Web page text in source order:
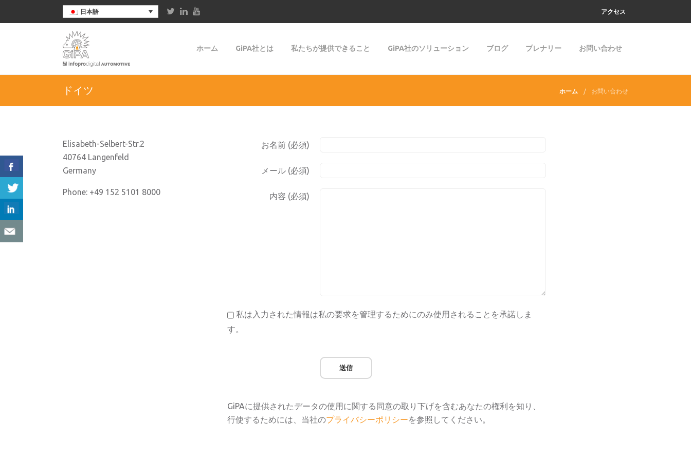
日本語 アクセス
ホーム GiPA社とは 私たちが提供できること GiPA社のソリューション ブログ プレナリー お問い合わせ
ドイツ ホーム お問い合わせ
Elisabeth-Selbert-Str.2
40764 Langenfeld
Germany
Phone: +49 152 5101 8000
お名前 (必須)
メール (必須)
内容 (必須)
私は入力された情報は私の要求を管理するためにのみ使用されることを承諾しま
す。
送信
GiPAに提供されたデータの使用に関する同意の取り下げを含むあなたの権利を知り、
行使するためには、当社のプライバシーポリシーを参照してください。